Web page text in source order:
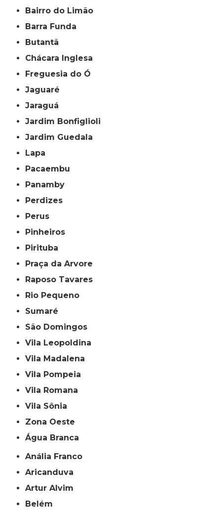
Bairro do Limão
Barra Funda
Butantã
Chácara Inglesa
Freguesia do Ó
Jaguaré
Jaraguá
Jardim Bonfiglioli
Jardim Guedala
Lapa
Pacaembu
Panamby
Perdizes
Perus
Pinheiros
Pirituba
Praça da Arvore
Raposo Tavares
Rio Pequeno
Sumaré
São Domingos
Vila Leopoldina
Vila Madalena
Vila Pompeia
Vila Romana
Vila Sônia
Zona Oeste
Água Branca
Anália Franco
Aricanduva
Artur Alvim
Belém